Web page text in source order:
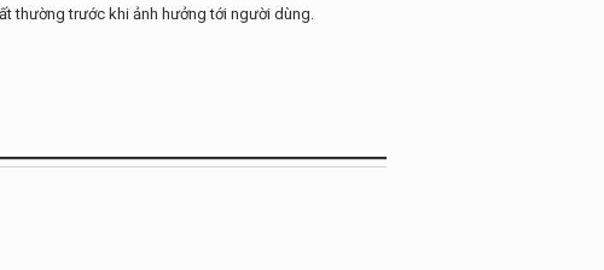
thường trước khi ảnh hưởng tới người dùng.